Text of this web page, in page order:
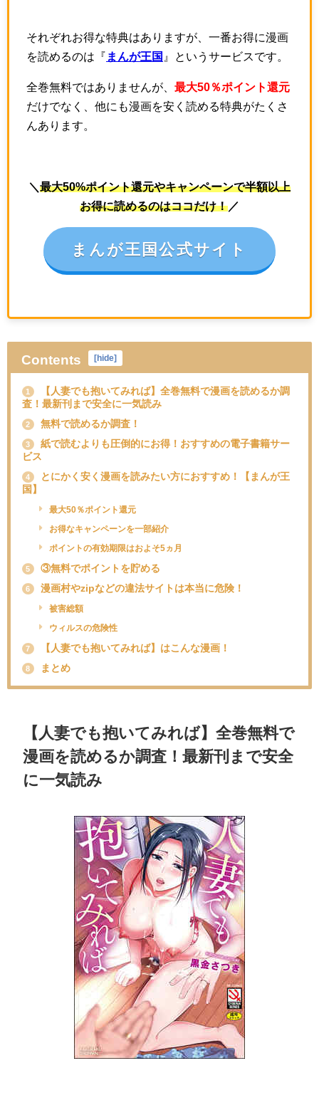
それぞれお得な特典はありますが、一番お得に漫画
を読めるのは『 まんが王国 』というサービスです。
全巻無料ではありませんが、 最大50％ポイント還元
だけでなく、他にも漫画を安く読める特典がたくさ
んあります。
＼ 最大50%ポイント還元やキャンペーンで半額以上
お得に読めるのはココだけ！／
まんが王国公式サイト
Contents [hide]
1
【人妻でも抱いてみれば】全巻無料で漫画を読めるか調
査！最新刊まで安全に一気読み
2 無料で読めるか調査！
3
紙で読むよりも圧倒的にお得！おすすめの電子書籍サー
ビス
4
とにかく安く漫画を読みたい方におすすめ！【まんが王
国】
最大50％ポイント還元
お得なキャンペーンを一部紹介
ポイントの有効期限はおよそ5ヵ月
5 ③無料でポイントを貯める
6 漫画村やzipなどの違法サイトは本当に危険！
被害総額
ウィルスの危険性
7 【人妻でも抱いてみれば】はこんな漫画！
8 まとめ
【人妻でも抱いてみれば】全巻無料で
漫画を読めるか調査！最新刊まで安全
に一気読み